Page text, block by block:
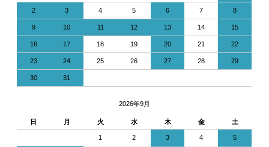
2 3 4 5 6 7 8
9 10 11 12 13 14 15
16 17 18 19 20 21 22
23 24 25 26 27 28 29
30 31
2026年9月
日 月 火 水 木 金 土
1 2 3 4 5